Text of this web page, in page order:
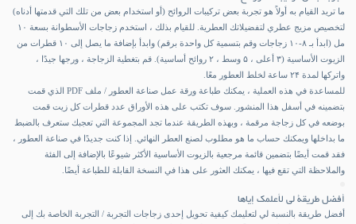
ما تريد القيام به أولاً هو تجربة بعض تركيبات الروائح (أو استخدام بعض من تلك التي قدمتها أدناه)
لتخصيص مزيج عطري لتفضيلاتك العطرية. للقيام بذلك ، استخدم زجاجات الأسطوانة بسعة ۱۰
مل (ابدأ بـ ۸-۱۰ زجاجات وقم بتسمية كل واحدة برقم) وابدأ بإضافة ما يصل إلى ۱۰ قطرات من
الزيوت الأساسية (۳ أعلى ، ۵ وسط ، ۲ روائح أساسية). قم بتغطية الزجاجة ، ورجها جيدًا ،
واتركها لمدة ۲۴ ساعة لخلط العطور معًا.
للمساعدة في هذه العملية ، يمكنك طباعة ورقة عمل صناعة العطور / ملف PDF الذي قمت
بتضمينه في أسفل هذا المنشور. سوف تكتب على هذه الأوراق عدد قطرات كل زيت قمت
بوضعه في كل زجاجة مرقمة ، وبهذه الطريقة عندما تجد المجموعة التي تعجبك ستعرف بالضبط
ما بداخلها ويمكنك حساب ما هو مطلوب لصنع العطر النهائي. إذا كنت جديدًا في صناعة العطور ،
فقد قمت أيضًا بتضمين قائمة مرجعية بالزيوت الأساسية الأكثر شيوعًا بالإضافة إلى الفئة
والملاحظة التي تقع فيها ، يمكنك العثور على هذا في النسخة القابلة للطباعة أيضًا.
أفضل طريقة لي لأعلمك إياها
أفضل طريقة بالنسبة لي لتعليمك كيفية تحويل إحدى زجاجات التجربة / التجربة الخاصة بك إلى